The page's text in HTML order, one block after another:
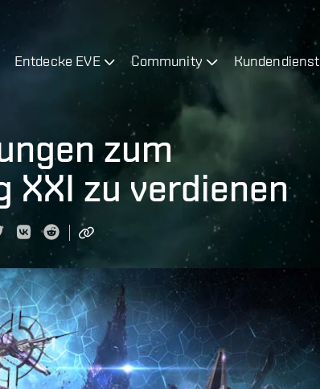
Entdecke EVE Community Kundendienst
zum
XXI zu verdienen